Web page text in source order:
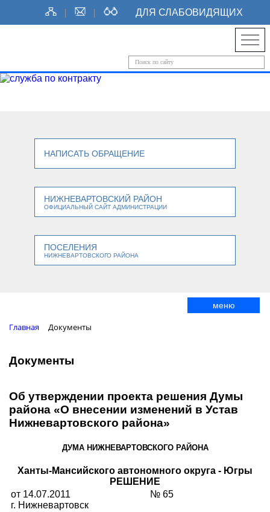
ДЛЯ СЛАБОВИДЯЩИХ
НАПИСАТЬ ОБРАЩЕНИЕ
НИЖНЕВАРТОВСКИЙ РАЙОН
ОФИЦИАЛЬНЫЙ САЙТ АДМИНИСТРАЦИИ
ПОСЕЛЕНИЯ
НИЖНЕВАРТОВСКОГО РАЙОНА
меню
Главная Документы
Документы
Об утверждении проекта решения Думы
района «О внесении изменений в Устав
Нижневартовского района»
ДУМА НИЖНЕВАРТОВСКОГО РАЙОНА
Ханты-Мансийского автономного округа - Югры
РЕШЕНИЕ
от 14.07.2011
г. Нижневартовск
№ 65